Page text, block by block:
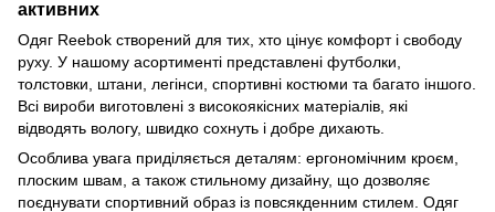
активних
Одяг Reebok створений для тих, хто цінує комфорт і свободу
руху. У нашому асортименті представлені футболки,
толстовки, штани, легінси, спортивні костюми та багато іншого.
Всі вироби виготовлені з високоякісних матеріалів, які
відводять вологу, швидко сохнуть і добре дихають.
Особлива увага приділяється деталям: ергономічним кроєм,
плоским швам, а також стильному дизайну, що дозволяє
поєднувати спортивний образ із повсякденним стилем. Одяг